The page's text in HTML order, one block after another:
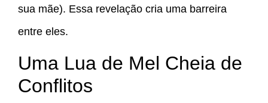
sua mãe). Essa revelação cria uma barreira
entre eles.
Uma Lua de Mel Cheia de
Conflitos